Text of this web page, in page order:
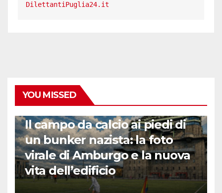
DilettantiPuglia24.it
YOU MISSED
Il campo da calcio ai piedi di
un bunker nazista: la foto
virale di Amburgo e la nuova
vita dell’edificio